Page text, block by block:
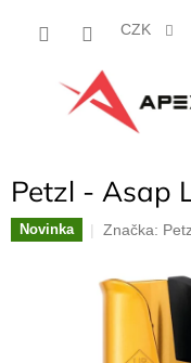
CZK
Petzl - Asap
Novinka Značka: